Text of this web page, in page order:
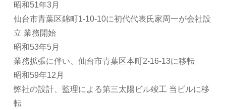
昭和51年3月
仙台市青葉区錦町1-10-10に初代代表氏家周一が会社設
立 業務開始
昭和53年5月
業務拡張に伴い、仙台市青葉区本町2-16-13に移転
昭和59年12月
弊社の設計、監理による第三太陽ビル竣工 当ビルに移
転